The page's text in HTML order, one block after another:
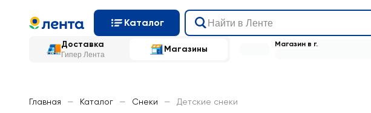
Каталог
Доставка
Гипер Лента
Магазины Магазин в г.
Главная — Каталог — Снеки — Детские снеки